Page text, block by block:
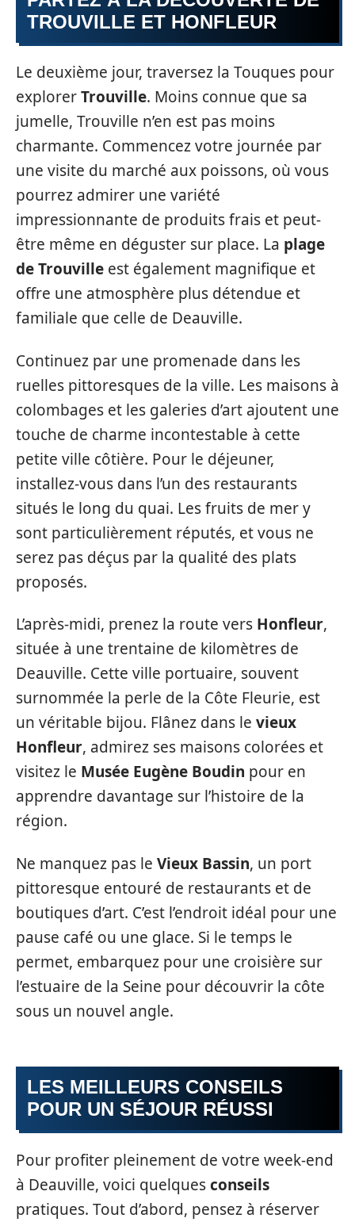
TROUVILLE ET HONFLEUR
Le deuxième jour, traversez la Touques pour
explorerTrouville. Moins connue que sa
jumelle, Trouville n’en est pas moins
charmante. Commencez votre journée par
une visite du marché aux poissons, où vous
pourrez admirer une variété
impressionnante de produits frais et peut-
être même en déguster sur place. La plage
de Trouville est également magnifique et
offre une atmosphère plus détendue et
familiale que celle de Deauville.
Continuez par une promenade dans les
ruelles pittoresques de la ville. Les maisons à
colombages et les galeries d’art ajoutent une
touche de charme incontestable à cette
petite ville côtière. Pour le déjeuner,
installez-vous dans l’un des restaurants
situés le long du quai. Les fruits de mer y
sont particulièrement réputés, et vous ne
serez pas déçus par la qualité des plats
proposés.
L’après-midi, prenez la route vers Honfleur,
située à une trentaine de kilomètres de
Deauville. Cette ville portuaire, souvent
surnommée la perle de la Côte Fleurie, est
un véritable bijou. Flânez dans le vieux
Honfleur, admirez ses maisons colorées et
visitez le Musée Eugène Boudin pour en
apprendre davantage sur l’histoire de la
région.
Ne manquez pas le Vieux Bassin, un port
pittoresque entouré de restaurants et de
boutiques d’art. C’est l’endroit idéal pour une
pause café ou une glace. Si le temps le
permet, embarquez pour une croisière sur
l’estuaire de la Seine pour découvrir la côte
sous un nouvel angle.
LES MEILLEURS CONSEILS
POUR UN SÉJOUR RÉUSSI
Pour profiter pleinement de votre week-end
à Deauville, voici quelquesconseils
pratiques. Tout d’abord, pensez à réserver